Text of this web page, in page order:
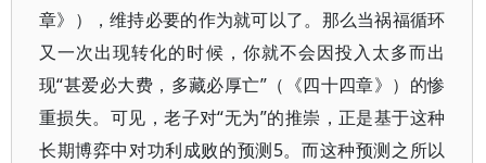
章》），维持必要的作为就可以了。那么当祸福循环
又一次出现转化的时候，你就不会因投入太多而出
现“甚爱必大费，多藏必厚亡”（《四十四章》）的惨
重损失。可见，老子对“无为”的推崇，正是基于这种
长期博弈中对功利成败的预测5。而这种预测之所以